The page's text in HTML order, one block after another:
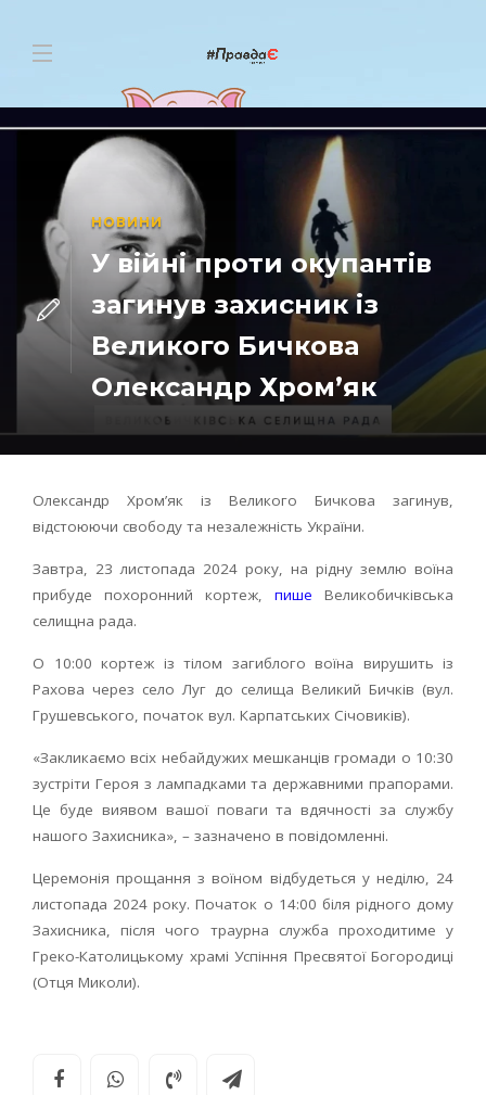
НОВИНИ
У війні проти окупантів
загинув захисник із
Великого Бичкова
Олександр Хром’як
Олександр Хром’як із Великого Бичкова загинув,
відстоюючи свободу та незалежність України.
Завтра, 23 листопада 2024 року, на рідну землю воїна
прибуде похоронний кортеж, пише Великобичківська
селищна рада.
О 10:00 кортеж із тілом загиблого воїна вирушить із
Рахова через село Луг до селища Великий Бичків (вул.
Грушевського, початок вул. Карпатських Січовиків).
«Закликаємо всіх небайдужих мешканців громади о 10:30
зустріти Героя з лампадками та державними прапорами.
Це буде виявом вашої поваги та вдячності за службу
нашого Захисника», – зазначено в повідомленні.
Церемонія прощання з воїном відбудеться у неділю, 24
листопада 2024 року. Початок о 14:00 біля рідного дому
Захисника, після чого траурна служба проходитиме у
Греко-Католицькому храмі Успіння Пресвятої Богородиці
(Отця Миколи).